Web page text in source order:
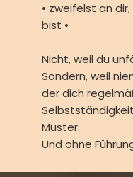
• zweifelst an
bist •
Nicht, weil du
Sondern, weil
der dich
Muster.
Und ohne